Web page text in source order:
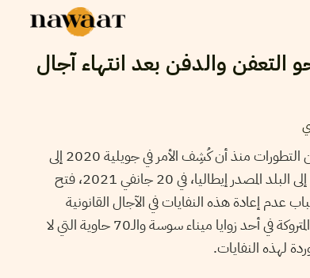
التعفن والدفن بعد انتهاء آجال
عرف ملف “النفايات الإيطالية” العديد من التطورات منذ أن كُشِف الأمر في جويلية 2020 إلى
اليوم. لكن انتهاء الآجال القانونية لإرجاعها إلى البلد المصدر إيطاليا، في 20 جانفي 2021، فتح
عدم إعادة هذه النفايات في الآجال القانونية
والغموض الذي يلف مصير الـ212 حاوية المتروكة في أحد زوايا ميناء سوسة والـ70 حاوية التي لا
لهذه النفايات.